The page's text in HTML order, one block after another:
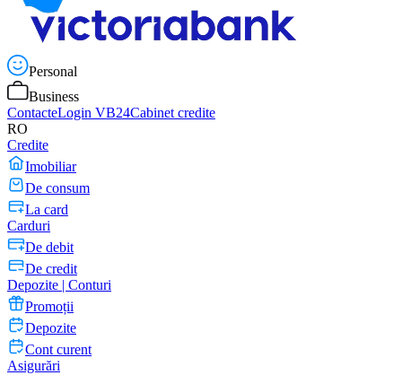
Personal
Business
ContacteLogin VB24Cabinet credite
RO
Credite
Imobiliar
De consum
La card
Carduri
De debit
De credit
Depozite | Conturi
Promoții
Depozite
Cont curent
Asigurări